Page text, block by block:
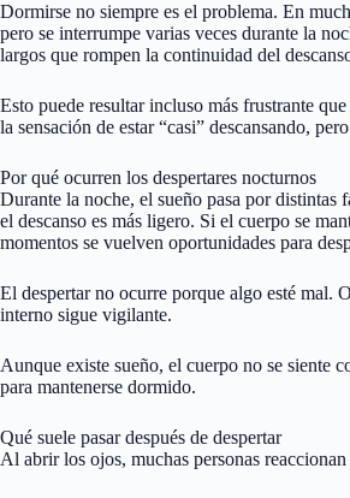
Dormirse no siempre es el problema. En
pero se interrumpe varias veces durante la
largos que rompen la continuidad del
Esto puede resultar incluso más frustrante
la sensación de estar “casi” descansando,
Por qué ocurren los despertares nocturnos
Durante la noche, el sueño pasa por distintas
el descanso es más ligero. Si el cuerpo se
momentos se vuelven oportunidades para
El despertar no ocurre porque algo esté mal.
interno sigue vigilante.
Aunque existe sueño, el cuerpo no se siente
para mantenerse dormido.
Qué suele pasar después de despertar
Al abrir los ojos, muchas personas